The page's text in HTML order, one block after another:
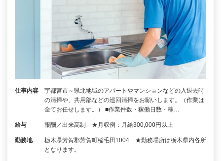
仕事内容
宇都宮市～県北地域のアパートやマンションなどの入退去時
の清掃や、共用部などの巡回清掃をお願いします。（作業は
全てお任せします。） ■作業件数・稼働日数・稼…
給与 報酬／出来高制 ★月収例：月給300,000円以上
勤務地
栃木県芳賀郡芳賀町稲毛田1004 ★勤務場所は栃木県内各所
となります。